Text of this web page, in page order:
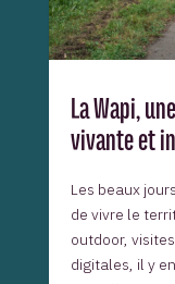
La Wapi,
vivante et
Les beaux
de vivre le
outdoor,
digitales, il y